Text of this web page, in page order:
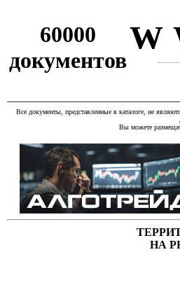
60000
документов
Все документы, представленные в каталоге, не
Вы можете
НА